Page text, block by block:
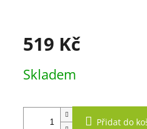
519 Kč
cena:
Skladem
Přidat do